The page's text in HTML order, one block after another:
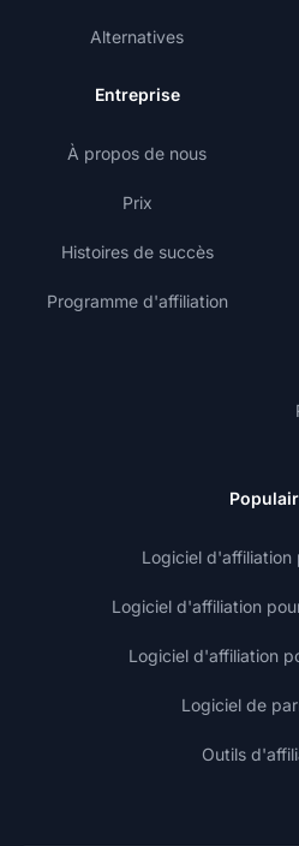
Alternatives
Entreprise
À propos de nous
Prix
Histoires de succès
Programme d'affiliation
Logiciel d'affiliation
Logiciel d'affiliation
Logiciel d'affiliation
Logiciel de
Outils